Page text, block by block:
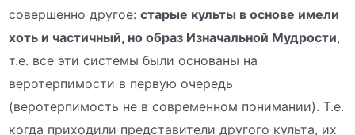
совершенно другое:старые культы в основе имели
хоть и частичный, но образ Изначальной Мудрости,
т.е. все эти системы были основаны на
веротерпимости в первую очередь
(веротерпимость не в современном понимании). Т.е.
когда приходили представители другого культа, их